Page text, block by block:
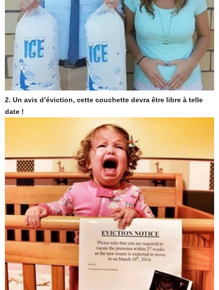
2. Un avis d’éviction, cette couchette devra être libre à telle
date !